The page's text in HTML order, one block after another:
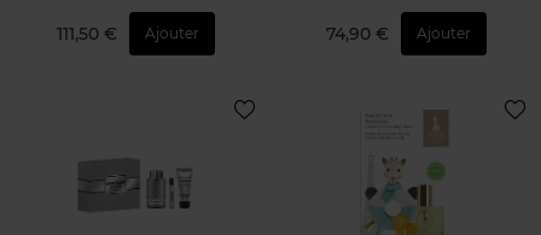
111,50 € Ajouter 74,90 € Ajouter